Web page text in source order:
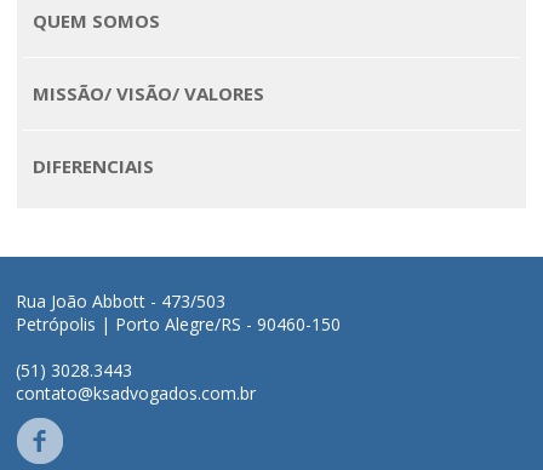
Publicações
Contato
QUEM SOMOS
MISSÃO/ VISÃO/ VALORES
DIFERENCIAIS
Rua João Abbott - 473/503
Petrópolis | Porto Alegre/RS - 90460-150
(51) 3028.3443
contato@ksadvogados.com.br